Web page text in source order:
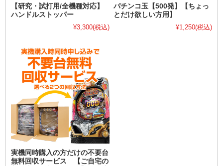
【研究・試打用/全機種対応】
ハンドルストッパー
¥3,300(税込)
パチンコ玉【500発】【ちょっ
とだけ欲しい方用】
¥1,250(税込)
実機同時購入の方だけの不要台
無料回収サービス 【ご自宅の